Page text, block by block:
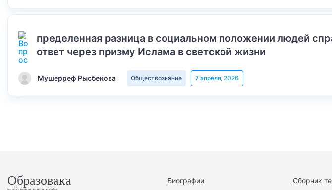
пределенная разница в социальном положении людей
ответ через призму Ислама в светской жизни
Мушерреф Рысбекова Обществознание 7 апреля, 2026
Образовака Биографии Сборник